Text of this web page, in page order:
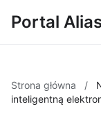
Portal
Strona główna /
inteligentną